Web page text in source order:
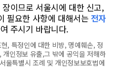
이므로 서울시에 대한 신고,
필요한 사항에 대해서는 전자
주시기 바랍니다.
, 특정인에 대한 비방, 명예훼손, 정
인정보 유출,그 밖에 공익을 저해하
울특별시 조례 및 개인정보보호법에